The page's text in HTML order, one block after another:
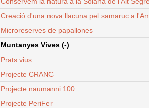
Creació d'una nova llacuna pel samaruc a
Microreserves de papallones
Muntanyes Vives (-)
Prats vius
Projecte CRANC
Projecte naumanni 100
Projecte PeriFer